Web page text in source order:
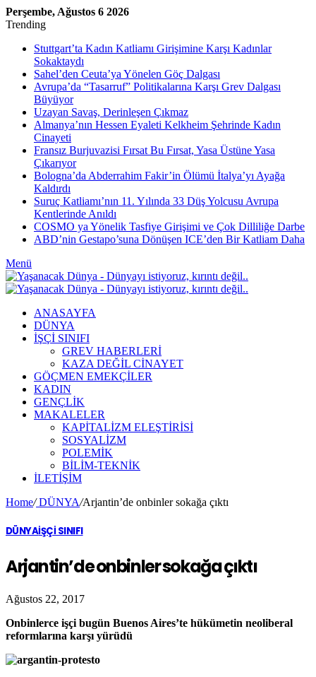
Perşembe, Ağustos 6 2026
Trending
Stuttgart’ta Kadın Katliamı Girişimine Karşı Kadınlar
Sokaktaydı
Sahel’den Ceuta’ya Yönelen Göç Dalgası
Avrupa’da “Tasarruf” Politikalarına Karşı Grev Dalgası
Büyüyor
Uzayan Savaş, Derinleşen Çıkmaz
Almanya’nın Hessen Eyaleti Kelkheim Şehrinde Kadın
Cinayeti
Fransız Burjuvazisi Fırsat Bu Fırsat, Yasa Üstüne Yasa
Çıkarıyor
Bologna’da Abderrahim Fakir’in Ölümü İtalya’yı Ayağa
Kaldırdı
Suruç Katliamı’nın 11. Yılında 33 Düş Yolcusu Avrupa
Kentlerinde Anıldı
COSMO ya Yönelik Tasfiye Girişimi ve Çok Dilliliğe Darbe
ABD’nin Gestapo’suna Dönüşen ICE’den Bir Katliam Daha
Menü
ANASAYFA
DÜNYA
İŞÇİ SINIFI
GREV HABERLERİ
KAZA DEĞİL CİNAYET
GÖÇMEN EMEKÇİLER
KADIN
GENÇLİK
MAKALELER
KAPİTALİZM ELEŞTİRİSİ
SOSYALİZM
POLEMİK
BİLİM-TEKNİK
ILETIŞIM
Home/DÜNYA/Arjantin’de onbinler sokağa çıktı
DÜNYAİŞÇİ SINIFI
Arjantin’de onbinler sokağa çıktı
Ağustos 22, 2017
Onbinlerce işçi bugün Buenos Aires’te hükümetin neoliberal
reformlarına karşı yürüdü